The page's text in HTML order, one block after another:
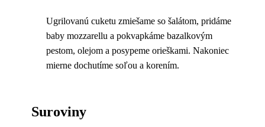
Ugrilovanú cuketu zmiešame so šalátom, pridáme
baby mozzarellu a pokvapkáme bazalkovým
pestom, olejom a posypeme orieškami. Nakoniec
mierne dochutíme soľou a korením.
Suroviny